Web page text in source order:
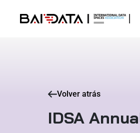
Volver atrás
IDSA